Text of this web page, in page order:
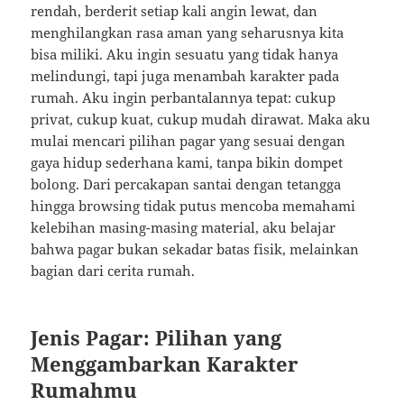
rendah, berderit setiap kali angin lewat, dan
menghilangkan rasa aman yang seharusnya kita
bisa miliki. Aku ingin sesuatu yang tidak hanya
melindungi, tapi juga menambah karakter pada
rumah. Aku ingin perbantalannya tepat: cukup
privat, cukup kuat, cukup mudah dirawat. Maka aku
mulai mencari pilihan pagar yang sesuai dengan
gaya hidup sederhana kami, tanpa bikin dompet
bolong. Dari percakapan santai dengan tetangga
hingga browsing tidak putus mencoba memahami
kelebihan masing-masing material, aku belajar
bahwa pagar bukan sekadar batas fisik, melainkan
bagian dari cerita rumah.
Jenis Pagar: Pilihan yang
Menggambarkan Karakter
Rumahmu